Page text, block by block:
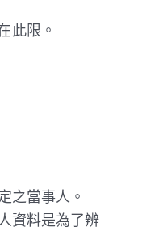
此限。
之當事人。
資料是為了辨